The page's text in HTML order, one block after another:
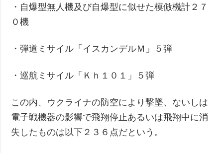
・自爆型無人機及び自爆型に似せた模倣機計２７
０機
・弾道ミサイル「イスカンデルＭ」５弾
・巡航ミサイル「Ｋｈ１０１」５弾
この内、ウクライナの防空により撃墜、ないしは
電子戦機器の影響で飛翔停止あるいは飛翔中に消
失したものは以下２３６点だという。